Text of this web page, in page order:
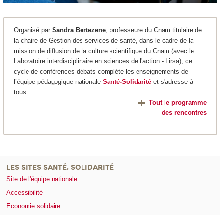
Organisé par Sandra Bertezene, professeure du Cnam titulaire de
la chaire de Gestion des services de santé, dans le cadre de la
mission de diffusion de la culture scientifique du Cnam (avec le
Laboratoire interdisciplinaire en sciences de l'action - Lirsa), ce
cycle de conférences-débats complète les enseignements de
l’équipe pédagogique nationale Santé-Solidaritéet s'adresse à
tous.
Tout le programme
des rencontres
LES SITES SANTÉ, SOLIDARITÉ
Site de l'équipe nationale
Accessibilité
Economie solidaire